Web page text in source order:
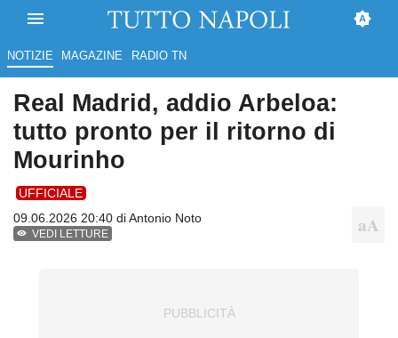
NOTIZIE MAGAZINE RADIO TN
Real Madrid, addio Arbeloa:
tutto pronto per il ritorno di
Mourinho
UFFICIALE
09.06.2026 20:40 diAntonio Noto
VEDI LETTURE